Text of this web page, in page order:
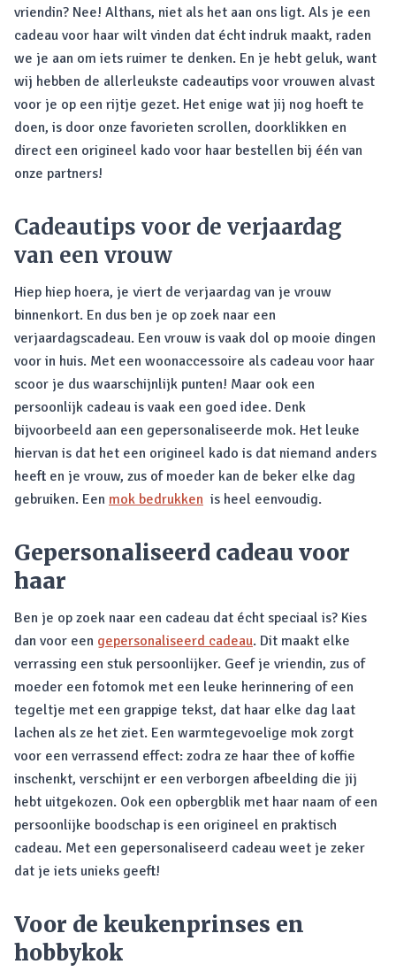
vriendin? Nee! Althans, niet als het aan ons ligt. Als je een
cadeau voor haar wilt vinden dat écht indruk maakt, raden
we je aan om iets ruimer te denken. En je hebt geluk, want
wij hebben de allerleukste cadeautips voor vrouwen alvast
voor je op een rijtje gezet. Het enige wat jij nog hoeft te
doen, is door onze favorieten scrollen, doorklikken en
direct een origineel kado voor haar bestellen bij één van
onze partners!
Cadeautips voor de verjaardag
van een vrouw
Hiep hiep hoera, je viert de verjaardag van je vrouw
binnenkort. En dus ben je op zoek naar een
verjaardagscadeau. Een vrouw is vaak dol op mooie dingen
voor in huis. Met een woonaccessoire als cadeau voor haar
scoor je dus waarschijnlijk punten! Maar ook een
persoonlijk cadeau is vaak een goed idee. Denk
bijvoorbeeld aan een gepersonaliseerde mok. Het leuke
hiervan is dat het een origineel kado is dat niemand anders
heeft en je vrouw, zus of moeder kan de beker elke dag
gebruiken. Een mok bedrukken is heel eenvoudig.
Gepersonaliseerd cadeau voor
haar
Ben je op zoek naar een cadeau dat écht speciaal is? Kies
dan voor een gepersonaliseerd cadeau. Dit maakt elke
verrassing een stuk persoonlijker. Geef je vriendin, zus of
moeder een fotomok met een leuke herinnering of een
tegeltje met een grappige tekst, dat haar elke dag laat
lachen als ze het ziet. Een warmtegevoelige mok zorgt
voor een verrassend effect: zodra ze haar thee of koffie
inschenkt, verschijnt er een verborgen afbeelding die jij
hebt uitgekozen. Ook een opbergblik met haar naam of een
persoonlijke boodschap is een origineel en praktisch
cadeau. Met een gepersonaliseerd cadeau weet je zeker
dat je iets unieks geeft!
Voor de keukenprinses en
hobbykok